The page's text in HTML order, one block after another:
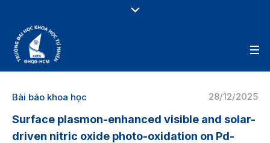
28/12/2025
Bài báo khoa học
Surface plasmon-enhanced visible and solar-
driven nitric oxide photo-oxidation on Pd-